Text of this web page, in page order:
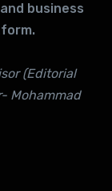
business
(Editorial
Mohammad